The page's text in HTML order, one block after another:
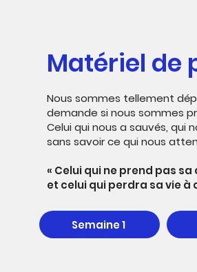
Matériel de
Nous sommes tellement
demande si nous sommes
Celui qui nous a sauvés, qui
sans savoir ce qui nous
« Celui qui ne prend pas
et celui qui perdra sa vie à
Semaine 1